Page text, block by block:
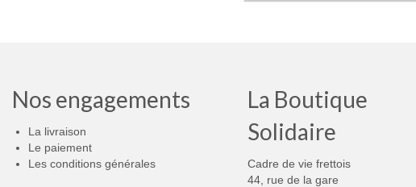
Nos engagements
La livraison
Le paiement
Les conditions générales
La Boutique
Solidaire
Cadre de vie frettois
44, rue de la gare